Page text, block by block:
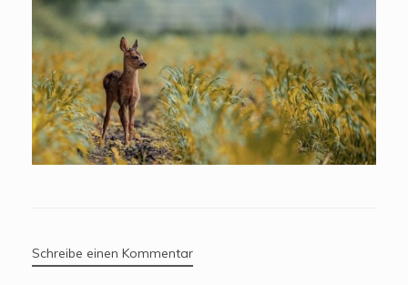
Schreibe einen Kommentar